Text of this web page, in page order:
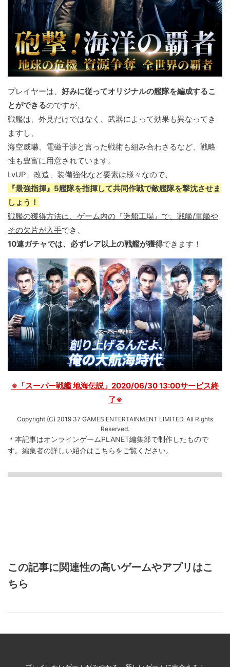
プレイヤーは、 好みに従ってオリジナルの艦隊を編成するこ
とができるのですが、
戦艦は、外見だけではなく、武器によって効果も異なってき
ますし、
海空威嚇、電磁干渉と言った戦術も組み合わさるなど、戦略
性も豊富に用意されています。
LvUP、改造、装備強化など要素は様々なので、
『最強指揮』5艦隊を指揮して共同作戦で敵艦隊を撃沈させま
しょう！
戦艦の獲得方法は、ゲーム内の『造船工場』で、戦艦/軍艦や
その欠片が入手でき、
10連ガチャでは、必ずレア以上の戦艦が獲得できます！
※「スーパー戦艦 地海伝説」2020/06/30 13:00サービス終
了※
Copyright (C) 2019 37 GAMES ENTERTAINMENT LIMITED. All Rights
Reserved.
＊本記事はオンラインゲームPLANET編集部で制作したもので
す。 編集者の詳しい紹介はこちらをご覧ください。
この記事に関連性の高いゲームやアプリはこ
ちら